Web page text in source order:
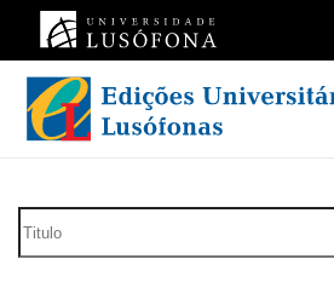
Skip to main content